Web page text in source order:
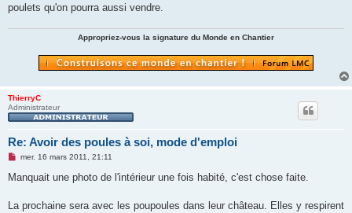
poulets qu'on pourra aussi vendre.
Appropriez-vous la signature du Monde en Chantier
ThierryC
Administrateur
Re: Avoir des poules à soi, mode d'emploi
M
s
g
mer. 16 mars 2011, 21:11
Manquait une photo de l'intérieur une fois habité, c'est chose faite.
La prochaine sera avec les poupoules dans leur château. Elles y respirent